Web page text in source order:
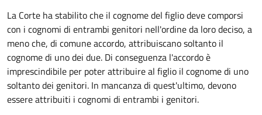
La Corte ha stabilito che il cognome del figlio deve comporsi
con i cognomi di entrambi genitori nell'ordine da loro deciso, a
meno che, di comune accordo, attribuiscano soltanto il
cognome di uno dei due. Di conseguenza l'accordo è
imprescindibile per poter attribuire al figlio il cognome di uno
soltanto dei genitori. In mancanza di quest'ultimo, devono
essere attribuiti i cognomi di entrambi i genitori.